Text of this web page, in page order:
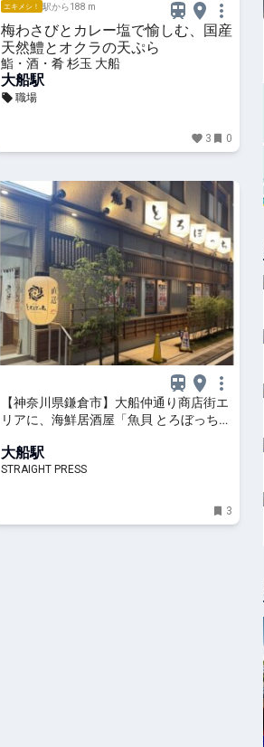
エキメシ！ 駅から188 m
梅わさびとカレー塩で愉しむ、国産
天然鱧とオクラの天ぷら
鮨・酒・肴 杉玉 大船
大船駅
職場
3 0
【神奈川県鎌倉市】大船仲通り商店街エ
リアに、海鮮居酒屋「魚貝 とろぼっち
大船駅
STRAIGHT PRESS
3